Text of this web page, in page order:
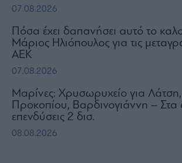
07.08.2026
Πόσα έχει δαπανήσει αυτό το
Μάριος Ηλιόπουλος για τις
ΑΕΚ
07.08.2026
Μαρίνες: Χρυσωρυχείο για Λάτση,
Προκοπίου, Βαρδινογιάννη – Στα
επενδύσεις 2 δισ.
08.08.2026